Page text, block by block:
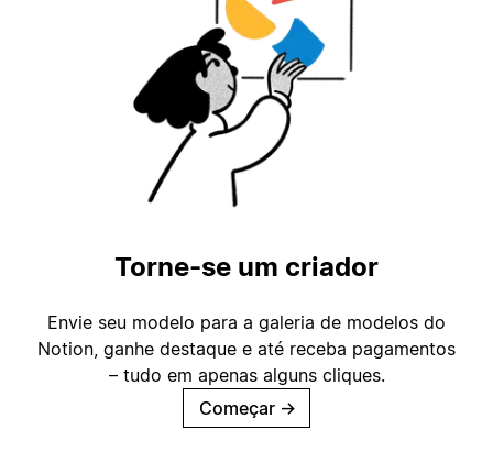
Torne-se um criador
Envie seu modelo para a galeria de modelos do
Notion, ganhe destaque e até receba pagamentos
– tudo em apenas alguns cliques.
Começar →